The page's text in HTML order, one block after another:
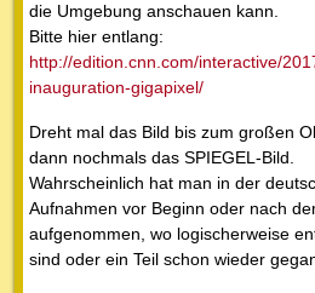
die Umgebung anschauen kann.
Bitte hier entlang:
http://edition.cnn.com/interactive/
inauguration-gigapixel/
Dreht mal das Bild bis zum großen
dann nochmals das SPIEGEL-Bild.
Wahrscheinlich hat man in der
Aufnahmen vor Beginn oder nach
aufgenommen, wo logischerweise
sind oder ein Teil schon wieder